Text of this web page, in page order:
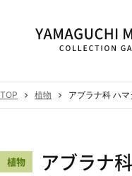
TOP 植物 アブラナ科 ハ
植物 アブラナ